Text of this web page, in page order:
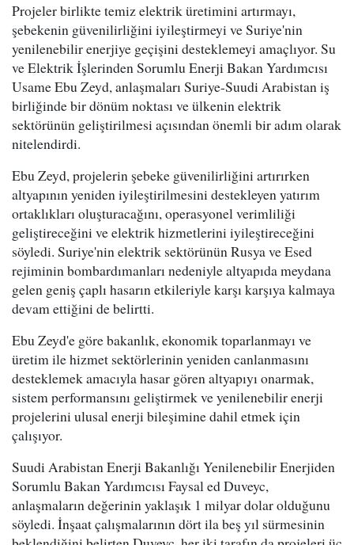
Projeler birlikte temiz elektrik üretimini artırmayı,
şebekenin güvenilirliğini iyileştirmeyi ve Suriye'nin
yenilenebilir enerjiye geçişini desteklemeyi amaçlıyor. Su
ve Elektrik İşlerinden Sorumlu Enerji Bakan Yardımcısı
Usame Ebu Zeyd, anlaşmaları Suriye-Suudi Arabistan iş
birliğinde bir dönüm noktası ve ülkenin elektrik
sektörünün geliştirilmesi açısından önemli bir adım olarak
nitelendirdi.
Ebu Zeyd, projelerin şebeke güvenilirliğini artırırken
altyapının yeniden iyileştirilmesini destekleyen yatırım
ortaklıkları oluşturacağını, operasyonel verimliliği
geliştireceğini ve elektrik hizmetlerini iyileştireceğini
söyledi. Suriye'nin elektrik sektörünün Rusya ve Esed
rejiminin bombardımanları nedeniyle altyapıda meydana
gelen geniş çaplı hasarın etkileriyle karşı karşıya kalmaya
devam ettiğini de belirtti.
Ebu Zeyd'e göre bakanlık, ekonomik toparlanmayı ve
üretim ile hizmet sektörlerinin yeniden canlanmasını
desteklemek amacıyla hasar gören altyapıyı onarmak,
sistem performansını geliştirmek ve yenilenebilir enerji
projelerini ulusal enerji bileşimine dahil etmek için
çalışıyor.
Suudi Arabistan Enerji Bakanlığı Yenilenebilir Enerjiden
Sorumlu Bakan Yardımcısı Faysal ed Duveyc,
anlaşmaların değerinin yaklaşık 1 milyar dolar olduğunu
söyledi. İnşaat çalışmalarının dört ila beş yıl sürmesinin